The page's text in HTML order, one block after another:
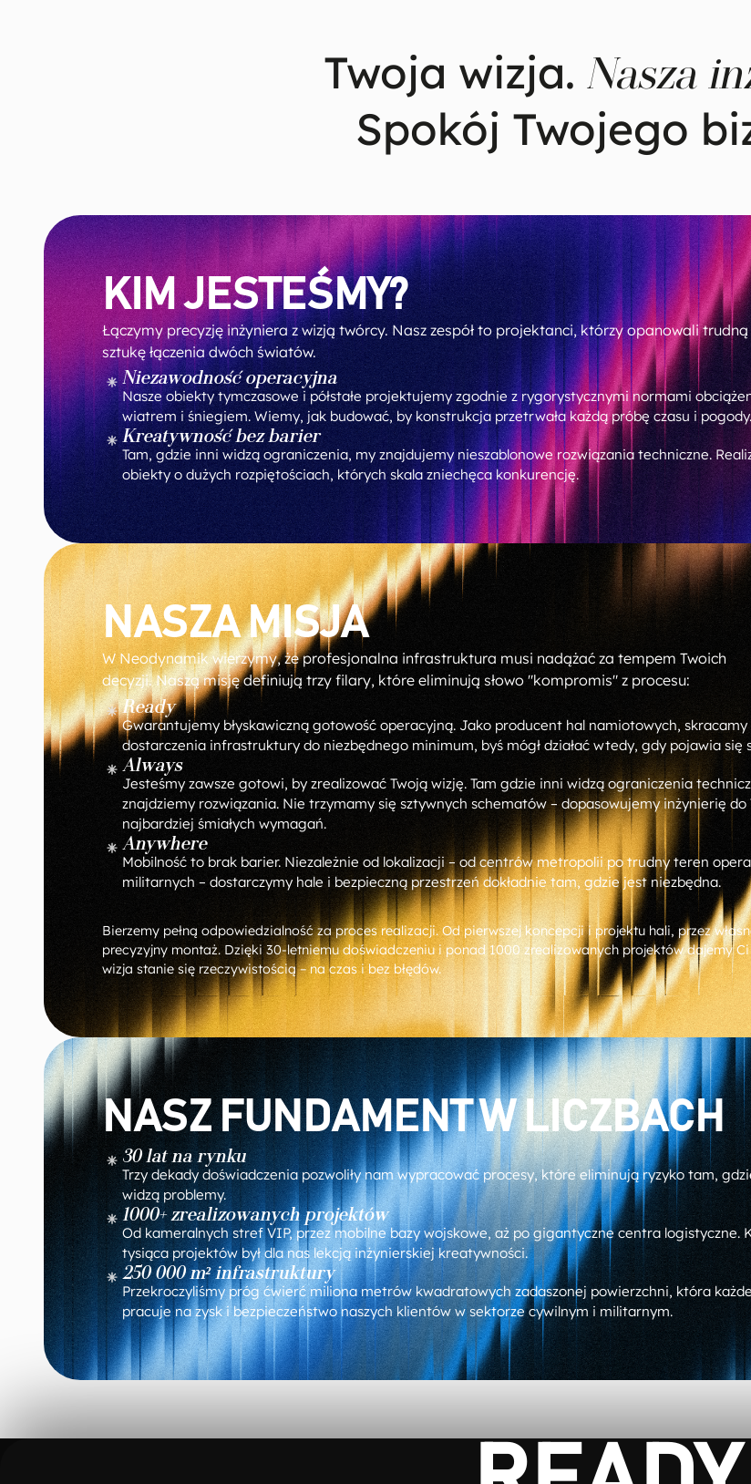
Twoja wizja. Nasza
Spokój Twojego
KIM JESTEŚMY?
Łączymy precyzję inżyniera z wizją twórcy. Nasz zespół to projektanci, którzy opanowali trudną
sztukę łączenia dwóch światów.
Niezawodność operacyjna
Nasze obiekty tymczasowe i półstałe projektujemy zgodnie z rygorystycznymi normami
wiatrem i śniegiem. Wiemy, jak budować, by konstrukcja przetrwała każdą próbę czasu i pogody.
Kreatywność bez barier
Tam, gdzie inni widzą ograniczenia, my znajdujemy nieszablonowe rozwiązania techniczne.
obiekty o dużych rozpiętościach, których skala zniechęca konkurencję.
NASZA MISJA
W Neodynamik wierzymy, że profesjonalna infrastruktura musi nadążać za tempem Twoich
decyzji. Naszą misję definiują trzy filary, które eliminują słowo "kompromis" z procesu:
Ready
Gwarantujemy błyskawiczną gotowość operacyjną. Jako producent hal namiotowych, skracamy
dostarczenia infrastruktury do niezbędnego minimum, byś mógł działać wtedy, gdy pojawia się
Always
Jesteśmy zawsze gotowi, by zrealizować Twoją wizję. Tam gdzie inni widzą ograniczenia
znajdziemy rozwiązania. Nie trzymamy się sztywnych schematów – dopasowujemy inżynierię do
najbardziej śmiałych wymagań.
Anywhere
Mobilność to brak barier. Niezależnie od lokalizacji – od centrów metropolii po trudny teren
militarnych – dostarczymy hale i bezpieczną przestrzeń dokładnie tam, gdzie jest niezbędna.
Bierzemy pełną odpowiedzialność za proces realizacji. Od pierwszej koncepcji i projektu hali, przez
precyzyjny montaż. Dzięki 30-letniemu doświadczeniu i ponad 1000 zrealizowanych projektów dajemy
wizja stanie się rzeczywistością – na czas i bez błędów.
NASZ FUNDAMENT W LICZBACH
30 lat na rynku
Trzy dekady doświadczenia pozwoliły nam wypracować procesy, które eliminują ryzyko tam,
widzą problemy.
1000+ zrealizowanych projektów
Od kameralnych stref VIP, przez mobilne bazy wojskowe, aż po gigantyczne centra logistyczne.
tysiąca projektów był dla nas lekcją inżynierskiej kreatywności.
250 000 m² infrastruktury
Przekroczyliśmy próg ćwierć miliona metrów kwadratowych zadaszonej powierzchni, która
pracuje na zysk i bezpieczeństwo naszych klientów w sektorze cywilnym i militarnym.